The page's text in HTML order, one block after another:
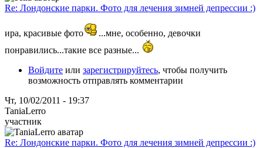
Re: Лондонские парки. Фото для лечения зимней депрессии :)
ира, красивые фото
...мне, особенно, девочки
понравились...такие все разные...
Войдите или зарегистрируйтесь, чтобы получить
возможность отправлять комментарии
Чт, 10/02/2011 - 19:37
TaniaLerro
участник
Re: Лондонские парки. Фото для лечения зимней депрессии :)